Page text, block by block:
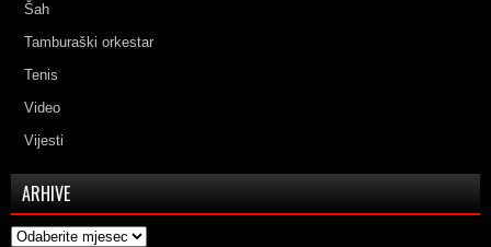
Šah
Tamburaški orkestar
Tenis
Video
Vijesti
ARHIVE
Arhive